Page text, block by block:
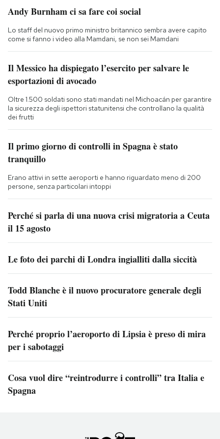
Andy Burnham ci sa fare coi social
Lo staff del nuovo primo ministro britannico sembra avere capito
come si fanno i video alla Mamdani, se non sei Mamdani
Il Messico ha dispiegato l’esercito per salvare le
esportazioni di avocado
Oltre 1.500 soldati sono stati mandati nel Michoacán per garantire
la sicurezza degli ispettori statunitensi che controllano la qualità
dei frutti
Il primo giorno di controlli in Spagna è stato
tranquillo
Erano attivi in sette aeroporti e hanno riguardato meno di 200
persone, senza particolari intoppi
Perché si parla di una nuova crisi migratoria a Ceuta
il 15 agosto
Le foto dei parchi di Londra ingialliti dalla siccità
Todd Blanche è il nuovo procuratore generale degli
Stati Uniti
Perché proprio l’aeroporto di Lipsia è preso di mira
per i sabotaggi
Cosa vuol dire “reintrodurre i controlli” tra Italia e
Spagna